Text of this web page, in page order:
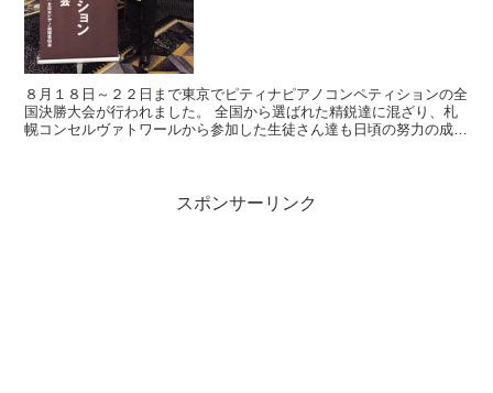
８月１８日～２２日まで東京でピティナピアノコンペティションの全
国決勝大会が行われました。 全国から選ばれた精鋭達に混ざり、札
幌コンセルヴァトワールから参加した生徒さん達も日頃の努力の成果
スポンサーリンク